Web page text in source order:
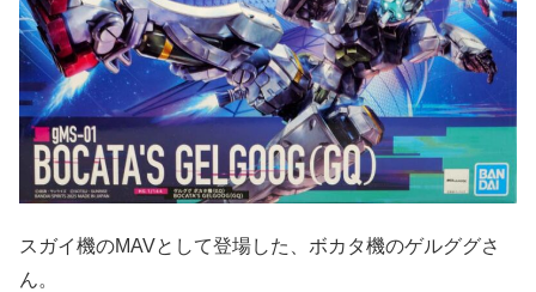
スガイ機のMAVとして登場した、ボカタ機のゲルググさ
ん。